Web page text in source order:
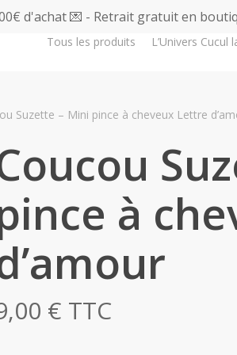
d'achat 💌 - Retrait gratuit en
Tous les produits L’Univers Cucul
Suzette – Mini pince à cheveux Lettre
à
€ TTC